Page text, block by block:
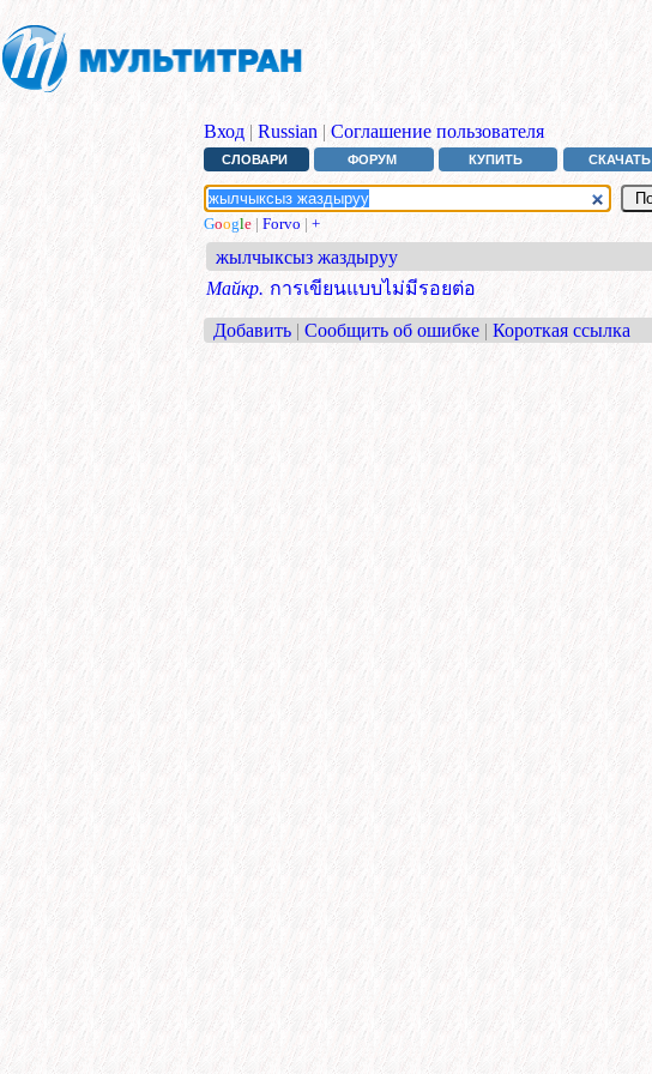
Вход | Russian | Соглашение пользователя
СЛОВАРИ ФОРУМ КУПИТЬ СКАЧАТЬ
Google | Forvo | +
жылчыксыз жаздыруу
Майкр. การเขียนแบบไม่มีรอยต่อ
Добавить | Сообщить об ошибке | Короткая ссылка